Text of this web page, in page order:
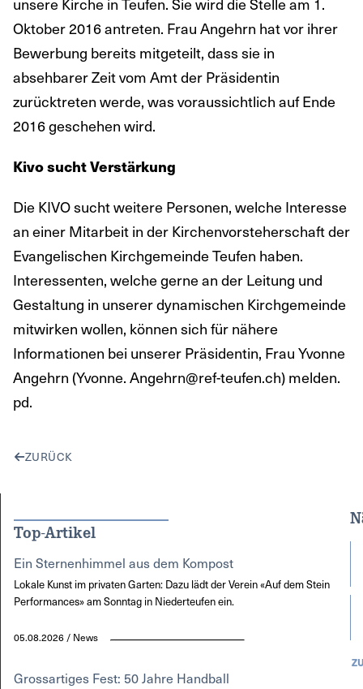
Oktober 2016 antreten. Frau Angehrn hat vor ihrer
Bewerbung bereits mitgeteilt, dass sie in
absehbarer Zeit vom Amt der Präsidentin
zurücktreten werde, was voraussichtlich auf Ende
2016 geschehen wird.
Kivo sucht Verstärkung
Die KIVO sucht weitere Personen, welche Interesse
an einer Mitarbeit in der Kirchenvorsteherschaft der
Evangelischen Kirchgemeinde Teufen haben.
Interessenten, welche gerne an der Leitung und
Gestaltung in unserer dynamischen Kirchgemeinde
mitwirken wollen, können sich für nähere
Informationen bei unserer Präsidentin, Frau Yvonne
Angehrn (Yvonne. Angehrn@ref-teufen.ch) melden.
pd.
ZURÜCK
Top-Artikel
Ein Sternenhimmel aus dem Kompost
Lokale Kunst im privaten Garten: Dazu lädt der Verein «Auf dem Stein
Performances» am Sonntag in Niederteufen ein.
05.08.2026 / News
Grossartiges Fest: 50 Jahre Handball